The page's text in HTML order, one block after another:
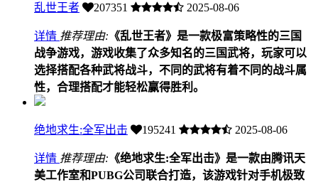
乱世王者 207351 2025-08-06
详情 推荐理由: 《乱世王者》是一款极富策略性的三国
战争游戏，游戏收集了众多知名的三国武将，玩家可以
选择搭配各种武将战斗，不同的武将有着不同的战斗属
性，合理搭配才能轻松赢得胜利。
绝地求生:全军出击 195241 2025-08-06
详情 推荐理由: 《绝地求生:全军出击》是一款由腾讯天
美工作室和PUBG公司联合打造，该游戏针对手机极致